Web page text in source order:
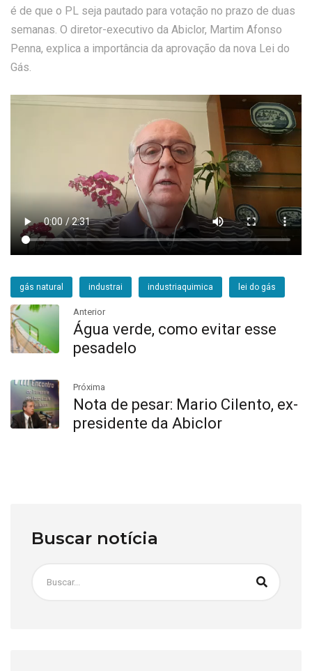
é de que o PL seja pautado para votação no prazo de duas
semanas. O diretor-executivo da Abiclor, Martim Afonso
Penna, explica a importância da aprovação da nova Lei do
Gás.
gás natural industrai industriaquimica lei do gás
Anterior
Água verde, como evitar esse
pesadelo
Próxima
Nota de pesar: Mario Cilento, ex-
presidente da Abiclor
Buscar notícia